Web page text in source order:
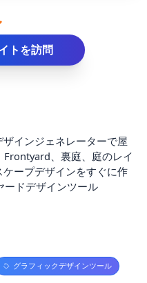
トを訪問
インジェネレーターで屋
、裏庭、庭のレイ
ープデザインをすぐに作
ードデザインツール
グラフィックデザインツール